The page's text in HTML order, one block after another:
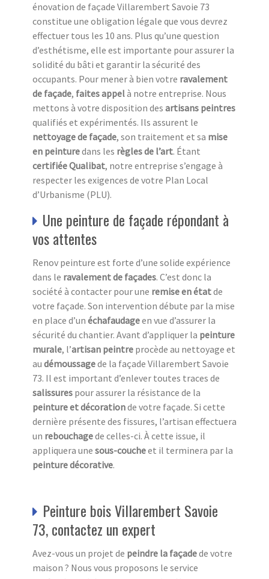
énovation de façade Villarembert Savoie 73
constitue une obligation légale que vous devrez
effectuer tous les 10 ans. Plus qu’une question
d’esthétisme, elle est importante pour assurer la
solidité du bâti et garantir la sécurité des
occupants. Pour mener à bien votre ravalement
de façade, faites appelà notre entreprise. Nous
mettons à votre disposition des artisans peintres
qualifiés et expérimentés. Ils assurent le
nettoyage de façade, son traitement et sa mise
en peinturedans les règles de l’art. Étant
certifiée Qualibat, notre entreprise s’engage à
respecter les exigences de votre Plan Local
d’Urbanisme (PLU).
Une peinture de façade répondant à
vos attentes
Renov peinture est forte d’une solide expérience
dans le ravalement de façades. C’est donc la
société à contacter pour une remise en étatde
votre façade. Son intervention débute par la mise
en place d’un échafaudageen vue d’assurer la
sécurité du chantier. Avant d’appliquer la peinture
murale, l’artisan peintre procède au nettoyage et
au démoussagede la façade Villarembert Savoie
73. Il est important d’enlever toutes traces de
salissures pour assurer la résistance de la
peinture et décorationde votre façade. Si cette
dernière présente des fissures, l’artisan effectuera
un rebouchagede celles-ci. À cette issue, il
appliquera une sous-coucheet il terminera par la
peinture décorative.
Peinture bois Villarembert Savoie
73, contactez un expert
Avez-vous un projet de peindre la façadede votre
maison ? Nous vous proposons le service